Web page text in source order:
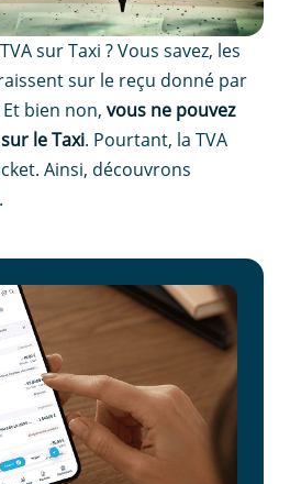
sur Taxi ? Vous savez, les
sur le reçu donné par
bien non, vous ne pouvez
le Taxi. Pourtant, la TVA
Ainsi, découvrons